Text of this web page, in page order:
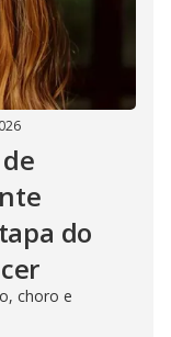
do
choro e